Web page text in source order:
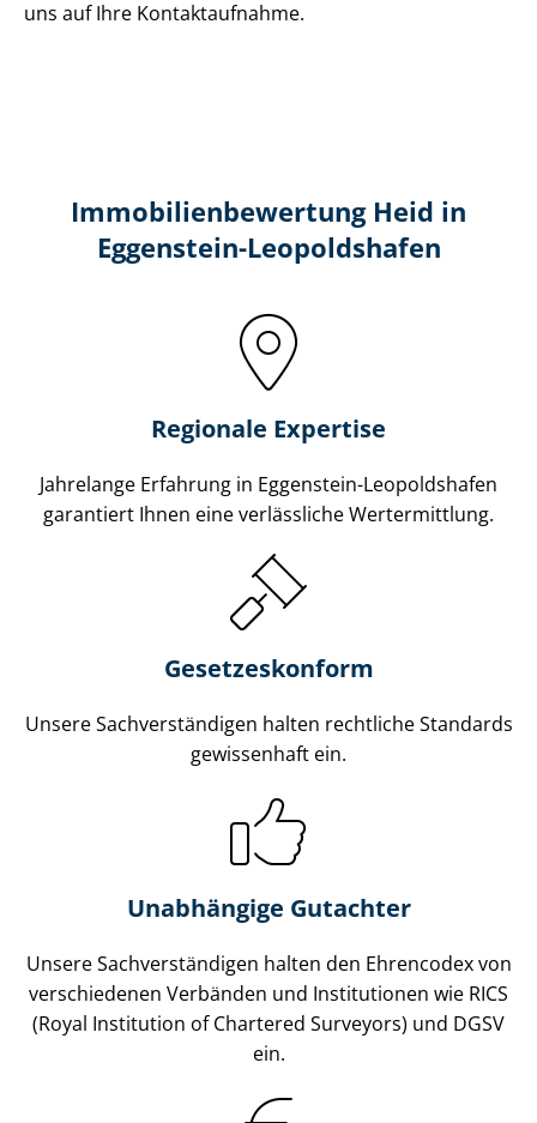
uns auf Ihre Kontaktaufnahme.
Immobilien­bewertung Heid in
Eggenstein-Leopoldshafen
Regionale Expertise
Jahrelange Erfahrung in Eggenstein-Leopoldshafen
garantiert Ihnen eine verlässliche Wertermittlung.
Gesetzes­konform
Unsere Sach­ver­stän­di­gen halten rechtliche Standards
gewissenhaft ein.
Unabhängige Gutachter
Unsere Sach­ver­stän­di­gen halten den Ehrencodex von
verschiedenen Verbänden und Institutionen wie RICS
(Royal Institution of Chartered Surveyors) und DGSV
ein.